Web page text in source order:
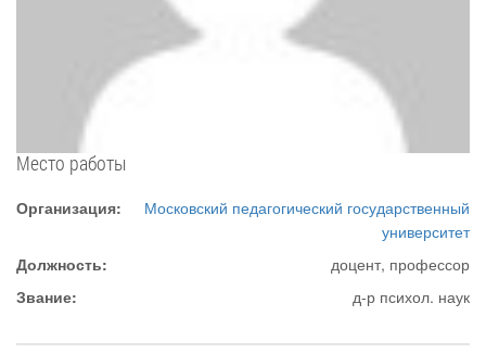
Место работы
Организация:
Московский педагогический государственный
университет
Должность:
доцент, профессор
Звание:
д-р психол. наук